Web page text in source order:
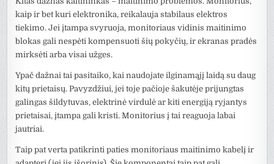
kaip ir bet kuri elektronika, reikalauja stabilaus elektros
tiekimo. Jei įtampa svyruoja, monitoriaus vidinis maitinimo
blokas gali nespėti kompensuoti šių pokyčių, ir ekranas pradės
mirksėti arba visai užges.
Ypač dažnai tai pasitaiko, kai naudojate ilginamąjį laidą su daug
kitų prietaisų. Pavyzdžiui, jei toje pačioje šakutėje prijungtas
galingas šildytuvas, elektrinė virdulė ar kiti energiją ryjantys
prietaisai, įtampa gali kristi. Monitorius į tai reaguoja labai
jautriai.
Taip pat verta patikrinti paties monitoriaus maitinimo kabelį ir